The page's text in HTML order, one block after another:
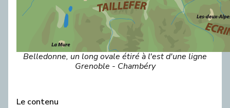
Belledonne, un long ovale étiré à l'est d'une ligne
Grenoble - Chambéry
Le contenu